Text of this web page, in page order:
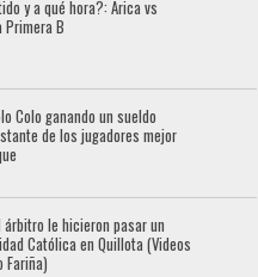
y a qué hora?: Arica vs
B
Colo ganando un sueldo
de los jugadores mejor
árbitro le hicieron pasar un
Católica en Quillota (Videos
Fariña)